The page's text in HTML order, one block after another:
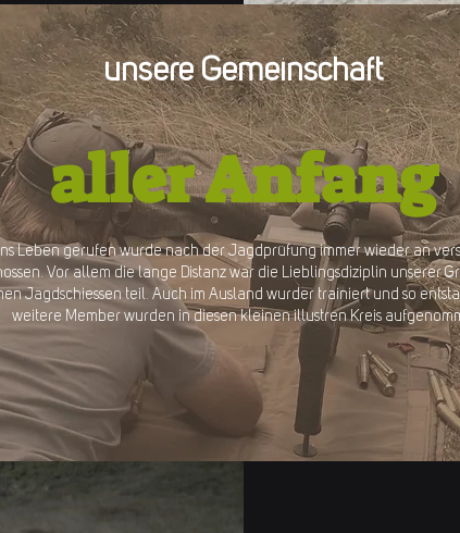
unsere Gemeinschaft
aller Anfang
Leben gerufen wurde nach der Jagdprüfung immer wieder an
Vor allem die lange Distanz war die Lieblingsdiziplin unserer
Jagdschiessen teil. Auch im Ausland wurder trainiert und so
weitere Member wurden in diesen kleinen illustren Kreis